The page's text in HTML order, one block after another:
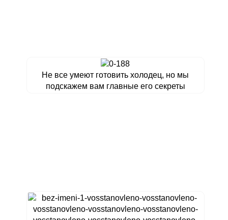
Не все умеют готовить холодец, но мы
подскажем вам главные его секреты